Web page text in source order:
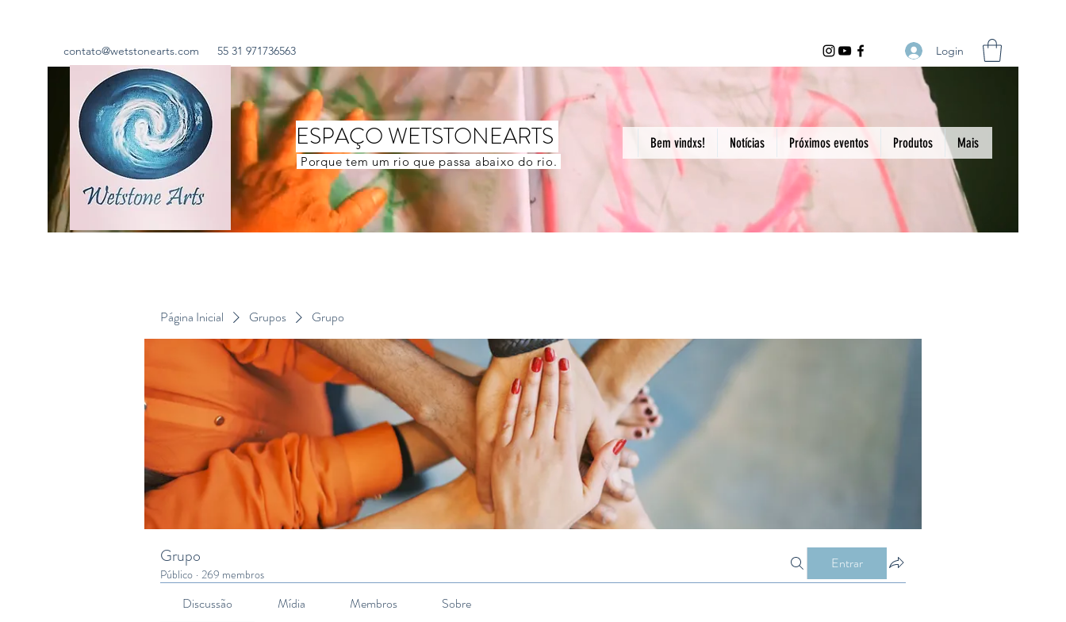
contato@wetstonearts.com 55 31 971736563 Login
ESPAÇO WETSTONEARTS
Porque tem um rio que passa abaixo do rio.
Bem vindxs! Notícias Próximos eventos Produtos Mais
Página Inicial Grupos Grupo
Grupo
Público · 269 membros
Entrar
Discussão Mídia Membros Sobre